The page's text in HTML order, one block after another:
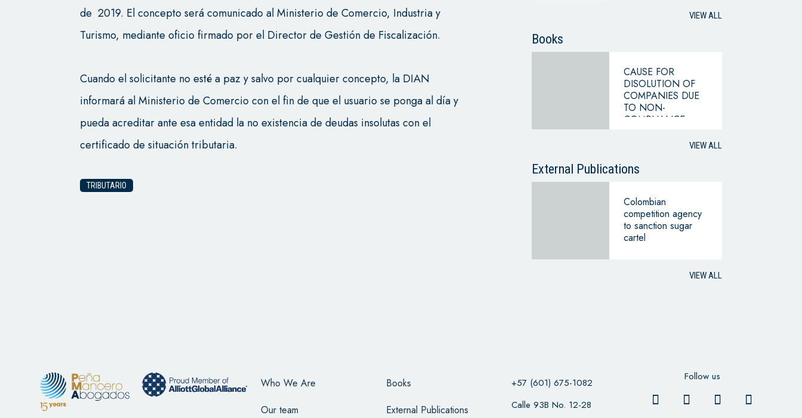
de 2019. El concepto será comunicado al Ministerio de Comercio, Industria y
Turismo, mediante oficio firmado por el Director de Gestión de Fiscalización.
Cuando el solicitante no esté a paz y salvo por cualquier concepto, la DIAN
informará al Ministerio de Comercio con el fin de que el usuario se ponga al día y
pueda acreditar ante esa entidad la no existencia de deudas insolutas con el
certificado de situación tributaria.
TRIBUTARIO
VIEW ALL
Books
CAUSE FOR
DISOLUTION OF
COMPANIES DUE
TO NON-
COMPLIANCE
HYPOTHESIS OF
BUSINESS
VIEW ALL
External Publications
Colombian
competition agency
to sanction sugar
cartel
VIEW ALL
Who We Are
Our team
Books
External Publications
+57 (601) 675-1082
Calle 93B No. 12-28
Follow us